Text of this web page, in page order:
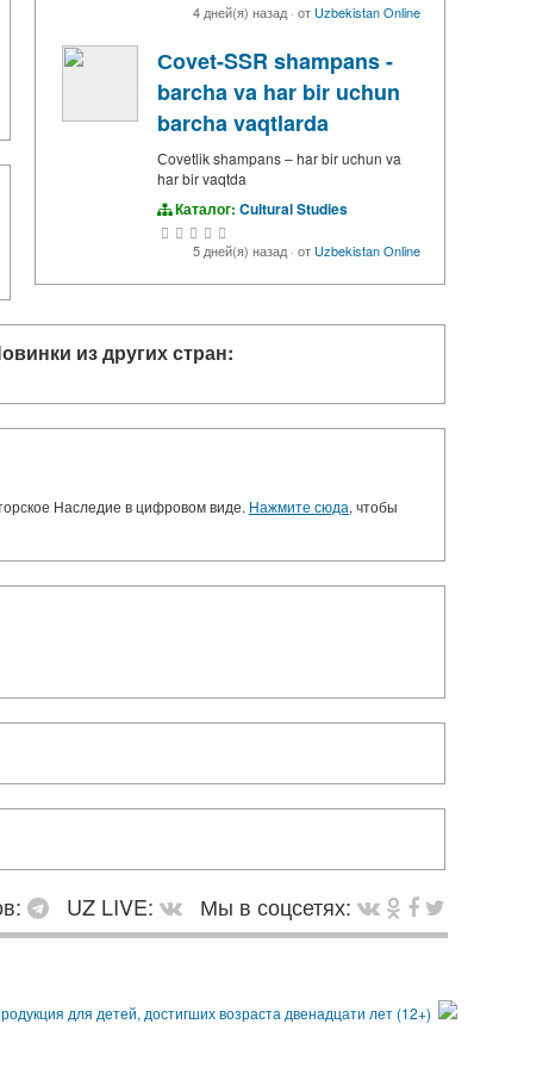
4 дней(я) назад· от Uzbekistan Online
Сovet-SSR shampans -
barcha va har bir uchun
barcha vaqtlarda
Сovetlik shampans – har bir uchun va
har bir vaqtda
Каталог: Cultural Studies
5 дней(я) назад· от Uzbekistan Online
из других стран:
Наследие в цифровом виде. Нажмите сюда, чтобы
UZ LIVE:
Мы в соцсетях: